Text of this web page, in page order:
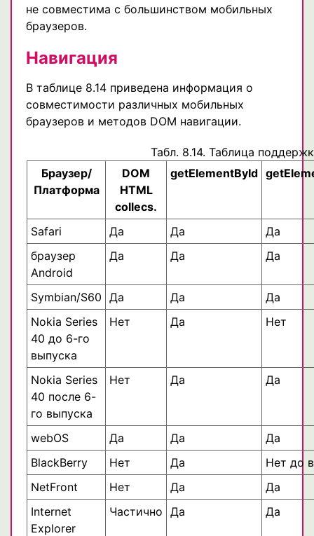
не совместима с большинством мобильных
браузеров.
Навигация
В таблице 8.14 приведена информация о
совместимости различных мобильных
браузеров и методов DOM навигации.
Табл. 8.14. Таблица
Браузер/
Платформа
DOM
HTML
collecs.
getElementById
Safari Да Да
Да
браузер
Android
Да Да Да
Symbian/S60 Да Да
Да
Nokia Series
40 до 6-го
выпуска
Нет Да Нет
Nokia Series
40 после 6-
го выпуска
Нет Да Да
webOS Да Да
Да
BlackBerry
Нет Да
Нет до
NetFront
Нет Да
Да
Internet
Explorer
Частично Да Да